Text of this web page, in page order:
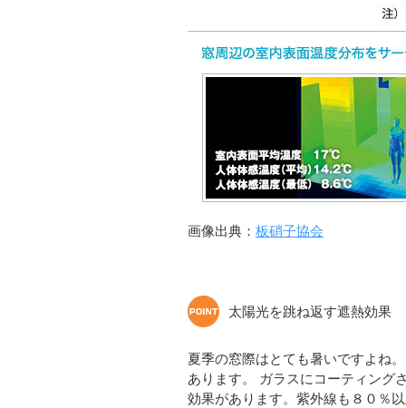
画像出典： 板硝子協会
太陽光を跳ね返す遮熱効果
夏季の窓際はとても暑いですよね
あります。 ガラスにコーティング
効果があります。紫外線も８０％